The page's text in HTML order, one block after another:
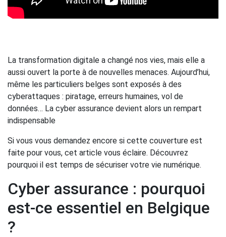
La transformation digitale a changé nos vies, mais elle a
aussi ouvert la porte à de nouvelles menaces. Aujourd’hui,
même les particuliers belges sont exposés à des
cyberattaques : piratage, erreurs humaines, vol de
données… La cyber assurance devient alors un rempart
indispensable
Si vous vous demandez encore si cette couverture est
faite pour vous, cet article vous éclaire. Découvrez
pourquoi il est temps de sécuriser votre vie numérique.
Cyber assurance : pourquoi
est-ce essentiel en Belgique
?